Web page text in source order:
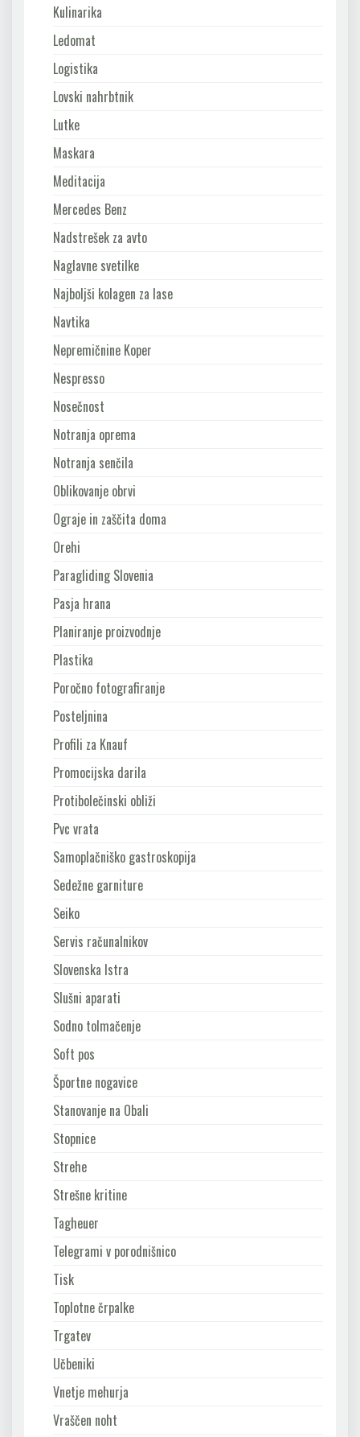
Kulinarika
Ledomat
Logistika
Lovski nahrbtnik
Lutke
Maskara
Meditacija
Mercedes Benz
Nadstrešek za avto
Naglavne svetilke
Najboljši kolagen za lase
Navtika
Nepremičnine Koper
Nespresso
Nosečnost
Notranja oprema
Notranja senčila
Oblikovanje obrvi
Ograje in zaščita doma
Orehi
Paragliding Slovenia
Pasja hrana
Planiranje proizvodnje
Plastika
Poročno fotografiranje
Posteljnina
Profili za Knauf
Promocijska darila
Protibolečinski obliži
Pvc vrata
Samoplačniško gastroskopija
Sedežne garniture
Seiko
Servis računalnikov
Slovenska Istra
Slušni aparati
Sodno tolmačenje
Soft pos
Športne nogavice
Stanovanje na Obali
Stopnice
Strehe
Strešne kritine
Tagheuer
Telegrami v porodnišnico
Tisk
Toplotne črpalke
Trgatev
Učbeniki
Vnetje mehurja
Vraščen noht